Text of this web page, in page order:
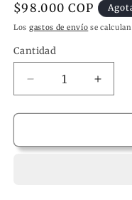
Precio
habitual
$98.000 COP
Los gastos de envío se
Cantidad
Reducir
cantidad
para
El
para
El